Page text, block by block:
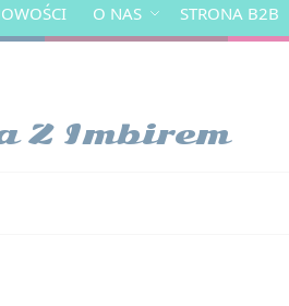
O NAS STRONA B2B
Z Imbirem